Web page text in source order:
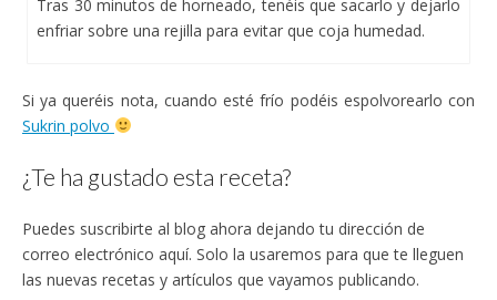
Tras 30 minutos de horneado, tenéis que sacarlo y dejarlo
enfriar sobre una rejilla para evitar que coja humedad.
Si ya queréis nota, cuando esté frío podéis espolvorearlo con
Sukrin polvo
¿Te ha gustado esta receta?
Puedes suscribirte al blog ahora dejando tu dirección de
correo electrónico aquí. Solo la usaremos para que te lleguen
las nuevas recetas y artículos que vayamos publicando.